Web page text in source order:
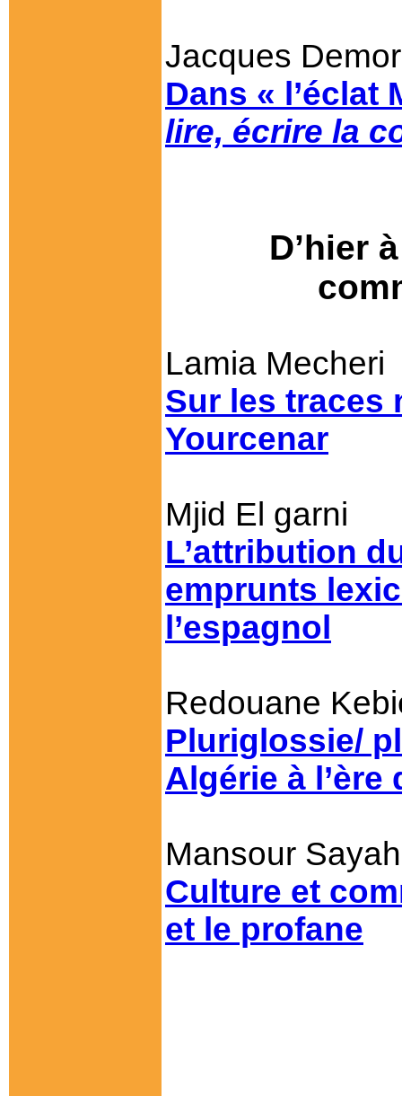
Jacques
Dans « l’éclat
lire, écrire la
D’hier
Lamia Mecheri
Sur les traces
Yourcenar
Mjid El garni
L’attribution
emprunts
l’espagnol
Redouane
Pluriglossie/
Algérie à
Mansour
Culture et
et le profane